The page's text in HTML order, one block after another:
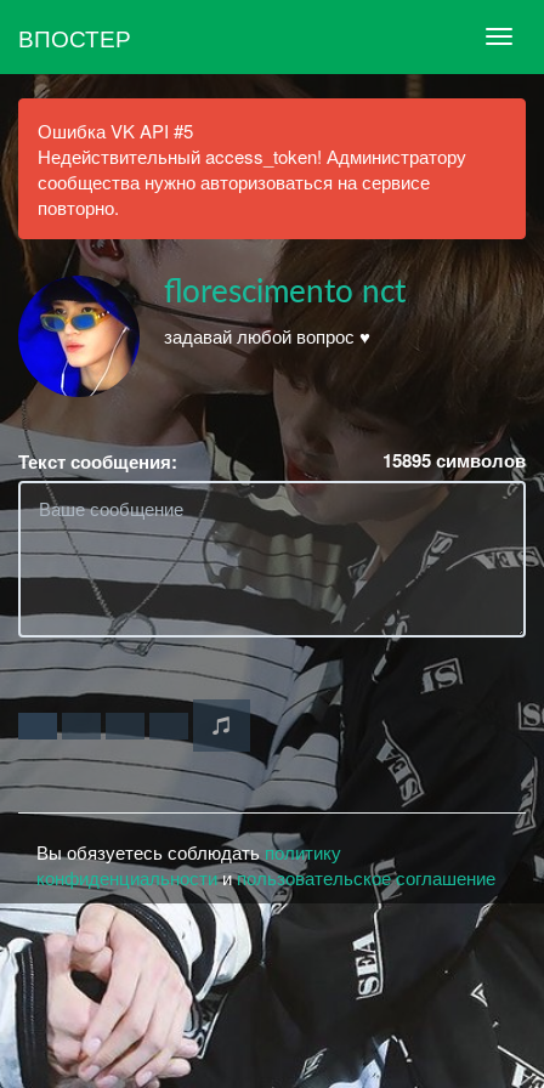
ВПОСТЕР
Ошибка VK API #5
Недействительный access_token! Администратору
сообщества нужно авторизоваться на сервисе
повторно.
florescimento nct
задавай любой вопрос ♥
Текст сообщения: 15895символов
Вы обязуетесь соблюдать политику
конфиденциальностиипользовательское соглашение